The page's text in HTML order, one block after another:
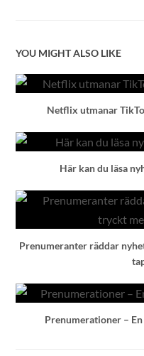
YOU MIGHT ALSO LIKE
Netflix utmanar
Här kan du läsa
Prenumeranter räddar
Prenumerationer –